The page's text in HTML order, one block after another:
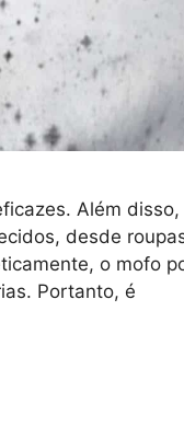
Além disso,
desde
o mofo
Portanto, é